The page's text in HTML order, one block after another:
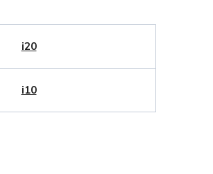
i20
i10